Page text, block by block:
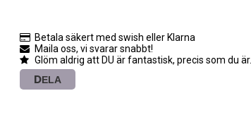
Betala säkert med swish eller Klarna
Maila oss, vi svarar snabbt!
Glöm aldrig att DU är fantastisk, precis som du är.
DELA